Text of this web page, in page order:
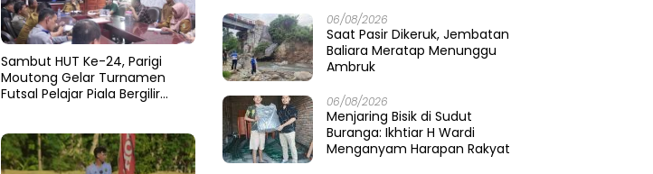
Sambut HUT Ke-24, Parigi
Moutong Gelar Turnamen
Futsal Pelajar Piala Bergilir
06/08/2026
Saat Pasir Dikeruk, Jembatan
Baliara Meratap Menunggu
Ambruk
06/08/2026
Menjaring Bisik di Sudut
Buranga: Ikhtiar H Wardi
Menganyam Harapan Rakyat